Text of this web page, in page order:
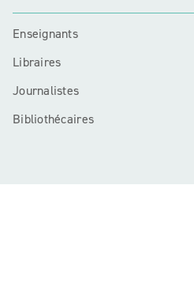
Enseignants
Libraires
Journalistes
Bibliothécaires